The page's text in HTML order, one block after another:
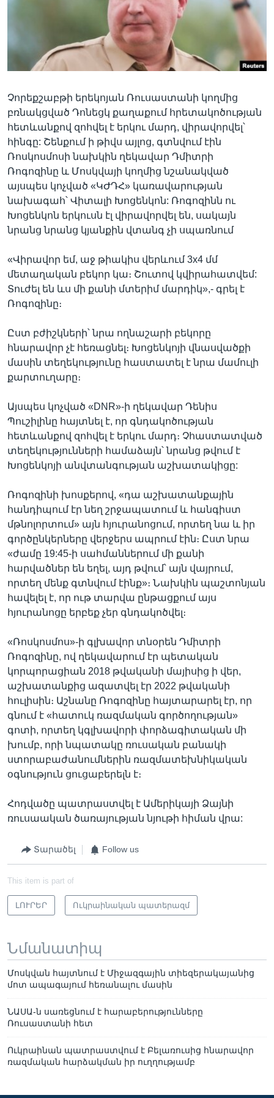
Լեզուներ
Չորեքշաբթի երեկոյան Ռուսաստանի կողմից
բռնակցված Դոնեցկ քաղաքում հրետակոծության
հետևանքով զոհվել է երկու մարդ, վիրավորվել՝
հինգը: Շենքում ի թիվս այլոց, գտնվում էին
Ռոսկոսմոսի նախկին ղեկավար Դմիտրի
Ռոգոզինը և Մոսկվայի կողմից նշանակված
այսպես կոչված «ԿԺԴՀ» կառավարության
նախագահ՝ Վիտալի Խոցենկոն: Ռոգոզինն ու
Խոցենկոն երկուսն էլ վիրավորվել են, սակայն
նրանց նրանց կյանքին վտանգ չի սպառնում
«Վիրավոր եմ, աջ թիակիս վերևում 3x4 մմ
մետաղական բեկոր կա։ Շուտով կվիրահատվեմ:
Տուժել են ևս մի քանի մտերիմ մարդիկ»,- գրել է
Ռոգոզինը։
Ըստ բժիշկների՝ նրա ողնաշարի բեկորը
հնարավոր չէ հեռացնել։ Խոցենկոյի վնասվածքի
մասին տեղեկությունը հաստատել է նրա մամուլի
քարտուղարը։
Այսպես կոչված «DNR»-ի ղեկավար Դենիս
Պուշիլինը հայտնել է, որ գնդակոծության
հետևանքով զոհվել է երկու մարդ։ Չհաստատված
տեղեկությունների համաձայն՝ նրանց թվում է
Խոցենկոյի անվտանգության աշխատակիցը:
Ռոգոզինի խոսքերով, «դա աշխատանքային
հանդիպում էր նեղ շրջապատում և հանգիստ
մթնոլորտում» այն հյուրանոցում, որտեղ նա և իր
գործընկերները վերջերս ապրում էին։ Ըստ նրա
«ժամը 19:45-ի սահմաններում մի քանի
հարվածներ են եղել, այդ թվում՝ այն վայրում,
որտեղ մենք գտնվում էինք»։ Նախկին պաշտոնյան
հավելել է, որ ութ տարվա ընթացքում այս
հյուրանոցը երբեք չեր գնդակոծվել։
«Ռոսկոսմոս»-ի գլխավոր տնօրեն Դմիտրի
Ռոգոզինը, ով ղեկավարում էր պետական
կորպորացիան 2018 թվականի մայիսից ի վեր,
աշխատանքից ազատվել էր 2022 թվականի
հուլիսին։ Աշնանը Ռոգոզինը հայտարարել էր, որ
գնում է «հատուկ ռազմական գործողության»
գոտի, որտեղ կգլխավորի փորձագիտական մի
խումբ, որի նպատակը ռուսական բանակի
ստորաբաժանումներին ռազմատեխնիկական
օգնություն ցուցաբերելն է։
Հոդվածը պատրաստվել է Ամերիկայի Ձայնի
ռուսաական ծառայության նյութի հիման վրա:
Տարածել Follow us
This item is part of
ԼՈՒՐԵՐ Ուկրաինական պատերազմ
Նմանատիպ
Մոսկվան հայտնում է Միջազգային տիեզերակայանից
մոտ ապագայում հեռանալու մասին
ՆԱՍԱ-ն սառեցնում է հարաբերությունները
Ռուսաստանի հետ
Ուկրաինան պատրաստվում է Բելառուսից հնարավոր
ռազմական հարձակման իր ուղղությամբ